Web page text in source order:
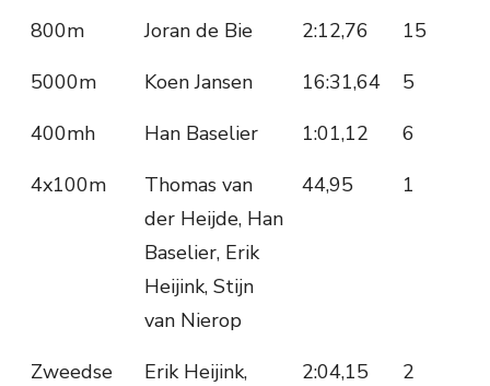
800m
Joran de Bie 2:12,76
15
5000m
Koen Jansen 16:31,64
5
400mh
Han Baselier 1:01,12
6
4x100m
Thomas van
der Heijde, Han
Baselier, Erik
Heijink, Stijn
van Nierop
44,95 1
Zweedse
Erik Heijink,
2:04,15 2